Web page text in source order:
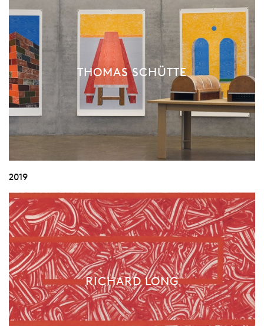
THOMAS SCHÜTTE
2019
RICHARD LONG